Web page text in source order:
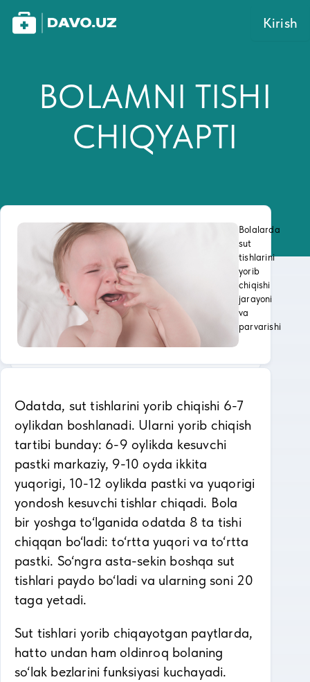
Kirish
BOLAMNI TISHI
CHIQYAPTI
Bolalarda
sut
tishlarini
yorib
chiqishi
jarayoni
va
parvarishi
Odatda, sut tishlarini yorib chiqishi 6-7
oylikdan boshlanadi. Ularni yorib chiqish
tartibi bunday: 6-9 oylikda kesuvchi
pastki markaziy, 9-10 oyda ikkita
yuqorigi, 10-12 oylikda pastki va yuqorigi
yondosh kesuvchi tishlar chiqadi. Bola
bir yoshga to‘lganida odatda 8 ta tishi
chiqqan bo‘ladi: to‘rtta yuqori va to‘rtta
pastki. So‘ngra asta-sekin boshqa sut
tishlari paydo bo‘ladi va ularning soni 20
taga yetadi.
Sut tishlari yorib chiqayotgan paytlarda,
hatto undan ham oldinroq bolaning
so‘lak bezlarini funksiyasi kuchayadi.